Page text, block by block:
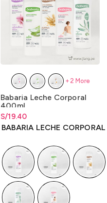
Babaria Leche Corporal
400ml
S/19.40
Rango de precios: desde
S/19.40hastaS/19.40
BABARIA LECHE CORPORAL
+2 More